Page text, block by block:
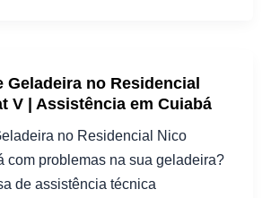
Geladeira no Residencial
V | Assistência em Cuiabá
no Residencial Nico
com problemas na sua geladeira?
de assistência técnica